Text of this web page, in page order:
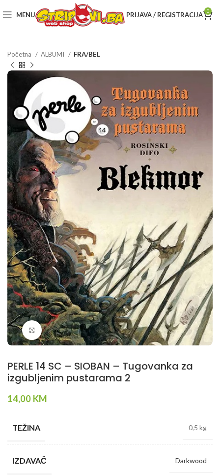
MENU PRIJAVA / REGISTRACIJA 0
Početna ALBUMI FRA/BEL
Klikni da povečaš
PERLE 14 SC – SIOBAN – Tugovanka za
izgubljenim pustarama 2
14,00 KM
TEŽINA 0,5 kg
IZDAVAČ Darkwood